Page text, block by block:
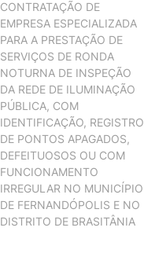
CONTRATAÇÃO DE
EMPRESA ESPECIALIZADA
PARA A PRESTAÇÃO DE
SERVIÇOS DE RONDA
NOTURNA DE INSPEÇÃO
DA REDE DE ILUMINAÇÃO
PÚBLICA, COM
IDENTIFICAÇÃO, REGISTRO
DE PONTOS APAGADOS,
DEFEITUOSOS OU COM
FUNCIONAMENTO
IRREGULAR NO MUNICÍPIO
DE FERNANDÓPOLIS E NO
DISTRITO DE BRASITÂNIA